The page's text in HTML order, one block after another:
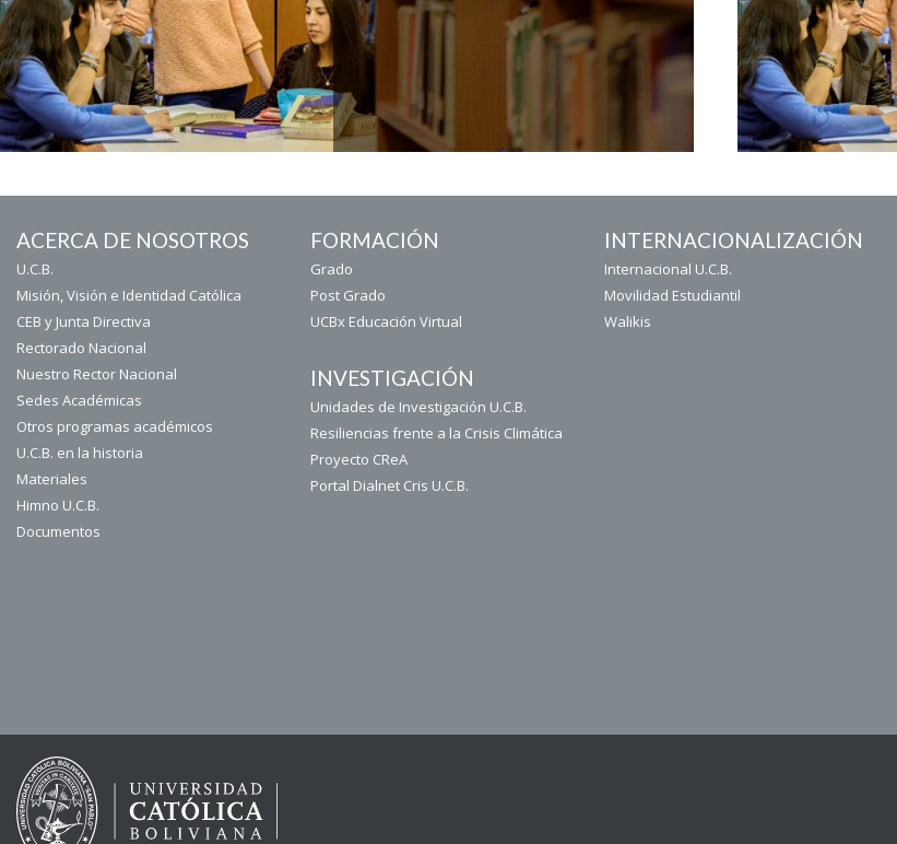
ACERCA DE NOSOTROS
U.C.B.
Misión, Visión e Identidad Católica
CEB y Junta Directiva
Rectorado Nacional
Nuestro Rector Nacional
Sedes Académicas
Otros programas académicos
U.C.B. en la historia
Materiales
Himno U.C.B.
Documentos
FORMACIÓN
Grado
Post Grado
UCBx Educación Virtual
INVESTIGACIÓN
Unidades de Investigación U.C.B.
Resiliencias frente a la Crisis Climática
Proyecto CReA
Portal Dialnet Cris U.C.B.
INTERNACIONALIZACIÓN
Internacional U.C.B.
Movilidad Estudiantil
Walikis